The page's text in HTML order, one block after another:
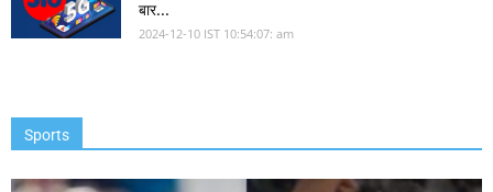
बार...
2024-12-10 IST 10:54:07: am
Sports